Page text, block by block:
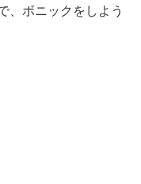
、ボニックをしよう